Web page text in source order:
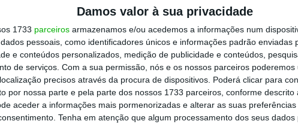
Damos valor à sua privacidade
1733 parceiros armazenamos e/ou acedemos a informações num
pessoais, como identificadores únicos e informações padrão enviadas
e conteúdos personalizados, medição de publicidade e conteúdos,
de serviços. Com a sua permissão, nós e os nossos parceiros
precisos através da procura de dispositivos. Poderá clicar para
por nossa parte e pela parte dos nossos 1733 parceiros, conforme descrito
aceder a informações mais pormenorizadas e alterar as suas
Tenha em atenção que algum processamento dos seus dados
o ECO Premium
é mais importante do que
independente e rigoroso.